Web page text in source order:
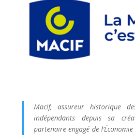
Macif, assureur historique
indépendants depuis sa
partenaire engagé de